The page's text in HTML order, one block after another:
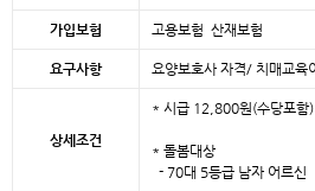
가입보험 고용보험 산재보험
요구사항 요양보호사 자격/ 치매교육
상세조건
* 시급 12,800원(수당포함)
* 돌봄대상
- 70대 5등급 남자 어르신